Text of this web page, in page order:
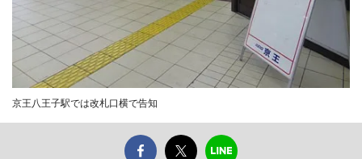
京王八王子駅では改札口横で告知